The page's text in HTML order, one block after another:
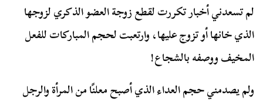
لم تسعدني أخبار تكررت لقطع زوجة العضو الذكري لزوجها
الذي خانها أو تزوج عليها، وارتعبت لحجم المباركات للفعل
المخيف ووصفه بالشجاع!
ولم يصدمني حجم العداء الذي أصبح معلنًا من المرأة والرجل